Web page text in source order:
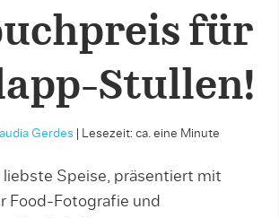
für
Stullen!
Gerdes Lesezeit: ca. eine Minute
liebste Speise, präsentiert mit
Food-Fotografie und